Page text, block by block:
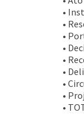
•
•
•
•
•
•
•
•
•